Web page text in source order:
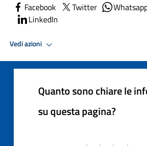
Facebook Twitter
LinkedIn
Vedi azioni
Quanto sono chiare le
su questa pagina?